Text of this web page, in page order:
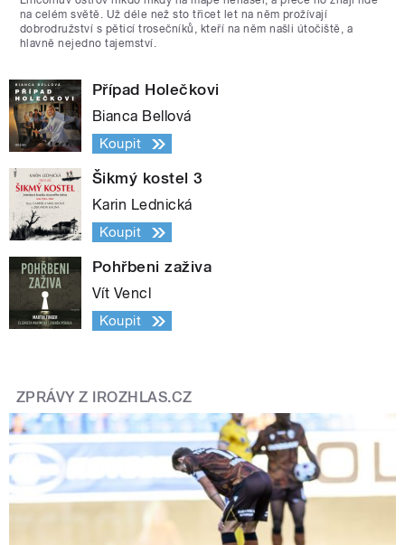
na celém světě. Už déle než sto třicet let na něm prožívají
dobrodružství s pěticí trosečníků, kteří na něm našli útočiště, a
hlavně nejedno tajemství.
Případ Holečkovi
Bianca Bellová
Koupit
Šikmý kostel 3
Karin Lednická
Koupit
Pohřbeni zaživa
Vít Vencl
Koupit
ZPRÁVY Z IROZHLAS.CZ